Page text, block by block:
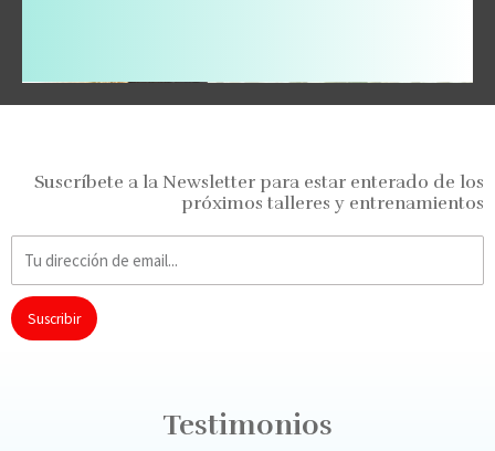
Suscríbete a la Newsletter para estar enterado de los
próximos talleres y entrenamientos
Suscribir
Testimonios